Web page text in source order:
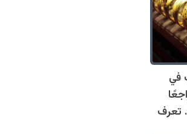
في
تراجعًا
تعرف